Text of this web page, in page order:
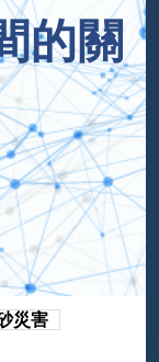
的關
災害